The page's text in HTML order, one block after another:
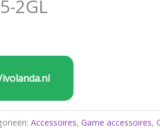
2GL
Accessoires,Game accessoires,